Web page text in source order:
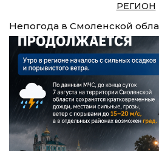
РЕГИОН
Непогода в Смоленской